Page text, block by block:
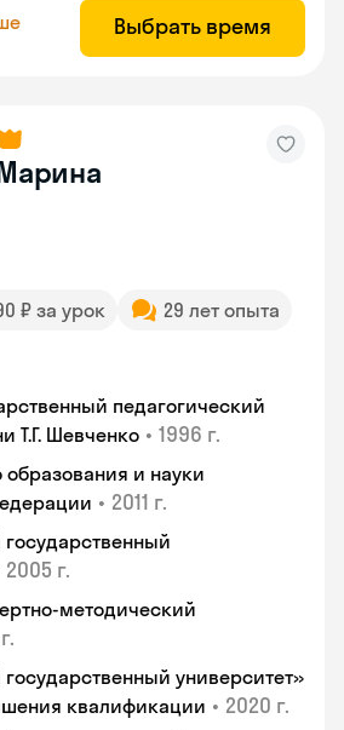
Выбрать время
₽ за урок
29 лет опыта
педагогический
Т.Г. Шевченко • 1996 г.
и науки
• 2011 г.
2005 г.
методический
университет»
квалификации • 2020 г.